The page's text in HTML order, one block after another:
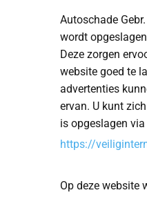
Autoschade
wordt
Deze zorgen
website goed te
advertenties
ervan. U kunt
is opgeslagen
https://
Op deze website